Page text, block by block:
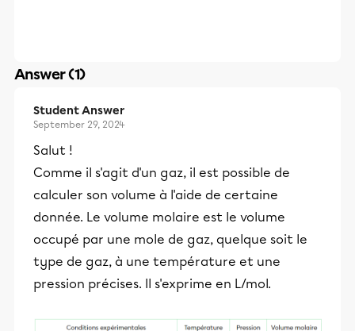
Answer (1)
Student Answer
September 29, 2024
Salut !
Comme il s'agit d'un gaz, il est possible de
calculer son volume à l'aide de certaine
donnée. Le volume molaire est le volume
occupé par une mole de gaz, quelque soit le
type de gaz, à une température et une
pression précises. Il s'exprime en L/mol.